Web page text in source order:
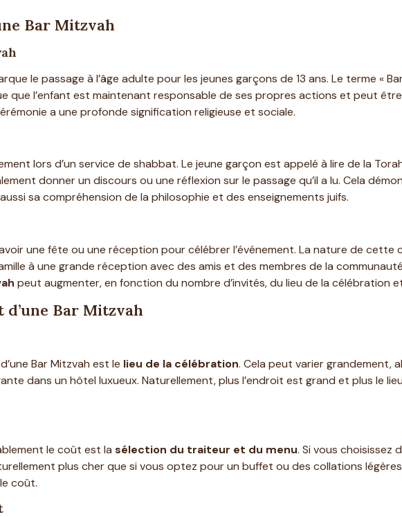
Bar Mitzvah
le passage à l’âge adulte pour les jeunes garçons de 13 ans. Le terme «
que l’enfant est maintenant responsable de ses propres actions et peut
a une profonde signification religieuse et sociale.
lors d’un service de shabbat. Le jeune garçon est appelé à lire de la
donner un discours ou une réflexion sur le passage qu’il a lu. Cela
sa compréhension de la philosophie et des enseignements juifs.
une fête ou une réception pour célébrer l’événement. La nature de cette
à une grande réception avec des amis et des membres de la
peut augmenter, en fonction du nombre d’invités, du lieu de la célébration
Bar Mitzvah
Bar Mitzvah est le lieu de la célébration. Cela peut varier grandement,
dans un hôtel luxueux. Naturellement, plus l’endroit est grand et plus le
le coût est la sélection du traiteur et du menu. Si vous choisissez
plus cher que si vous optez pour un buffet ou des collations
coût.